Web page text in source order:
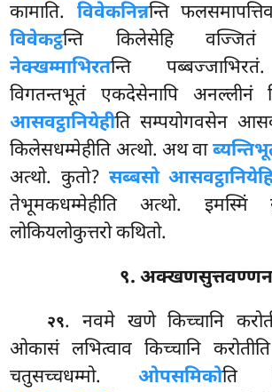
कामाति. विवेकनिन्नन्ति
विवेकट्ठन्ति किलेसेहि
नेक्खम्माभिरतन्ति
विगतन्तभूतं एकदेसेनापि अनल्लीनं
आसवट्ठानियेहीति सम्पयोगवसेन
किलेसधम्मेहीतिअत्थो. अथ वा
अत्थो. कुतो? सब्बसो
तेभूमकधम्मेहीति अत्थो. इमस्मिं
लोकियलोकुत्तरो कथितो.
९.
२९. नवमे खणे किच्चानि
ओकासं लभित्वाव किच्चानि
चतुसच्चधम्मो. ओपसमिकोति